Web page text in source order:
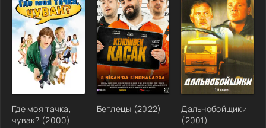
Где моя тачка,
чувак? (2000)
Беглецы (2022)
Дальнобойщики
(2001)